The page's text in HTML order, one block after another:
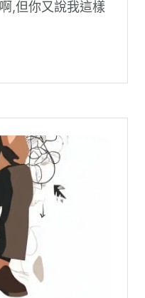
,但你又說我這樣